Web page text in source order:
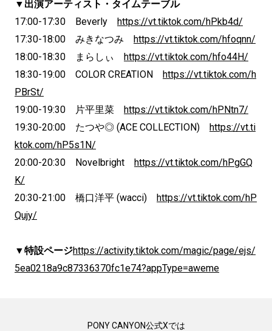
▼出演アーティスト・タイムテーブル
17:00-17:30 Beverly https://vt.tiktok.com/hPkb4d/
17:30-18:00 みきなつみ https://vt.tiktok.com/hfoqnn/
18:00-18:30 まらしぃ https://vt.tiktok.com/hfo44H/
18:30-19:00 COLOR CREATION https://vt.tiktok.com/h
PBrSt/
19:00-19:30 片平里菜 https://vt.tiktok.com/hPNtn7/
19:30-20:00 たつや◎ (ACE COLLECTION) https://vt.ti
ktok.com/hP5s1N/
20:00-20:30 Novelbright https://vt.tiktok.com/hPgGQ
K/
20:30-21:00 橋口洋平 (wacci) https://vt.tiktok.com/hP
Qujy/
▼特設ページhttps://activity.tiktok.com/magic/page/ejs/
5ea0218a9c87336370fc1e74?appType=aweme
PONY CANYON公式Xでは